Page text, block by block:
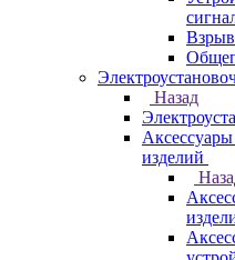
Назад
изделий